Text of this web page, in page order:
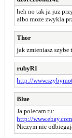
heh no tak ja juz
albo moze zwykla
Thor
jak zmieniasz szybe
rubyR1
http://
Blue
Ja polecam tu:
http://
Niczym nie